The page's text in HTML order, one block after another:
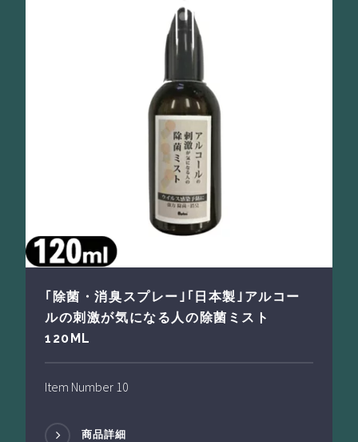
｢除菌・消臭スプレー｣｢日本製｣アルコー
ルの刺激が気になる人の除菌ミスト
120ML
Item Number 10
商品詳細